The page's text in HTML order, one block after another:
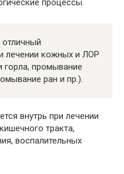
процессы.
отличный
лечении кожных и ЛОР
горла, промывание
ран и пр.).
внутрь при лечении
тракта,
воспалительных